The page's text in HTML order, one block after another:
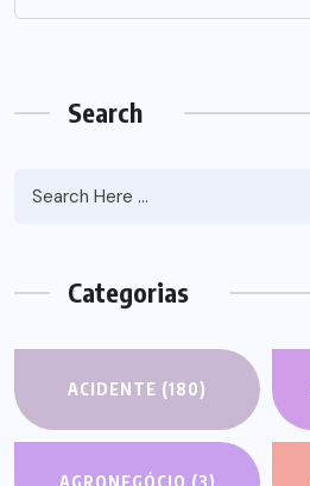
Search
Categorias
ACIDENTE (180)